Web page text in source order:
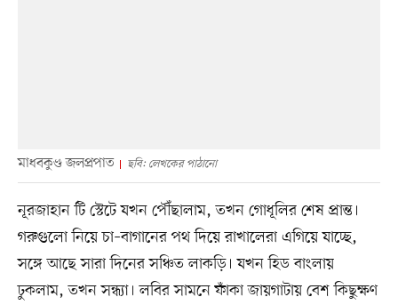
মাধবকুণ্ড জলপ্রপাত ছবি: লেখকের পাঠানো
নূরজাহান টি স্টেটে যখন পৌঁছালাম, তখন গোধূলির শেষ প্রান্ত।
গরুগুলো নিয়ে চা–বাগানের পথ দিয়ে রাখালেরা এগিয়ে যাচ্ছে,
সঙ্গে আছে সারা দিনের সঞ্চিত লাকড়ি। যখন হিড বাংলায়
ঢুকলাম, তখন সন্ধ্যা। লবির সামনে ফাঁকা জায়গাটায় বেশ কিছুক্ষণ